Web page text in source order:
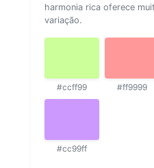
harmonia rica oferece
variação.
#ccff99 #ff9999
#cc99ff